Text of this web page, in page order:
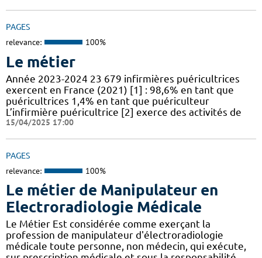
PAGES
relevance: 100%
Le métier
Année 2023-2024 23 679 infirmières puéricultrices
exercent en France (2021) [1] : 98,6% en tant que
puéricultrices 1,4% en tant que puériculteur
L’infirmière puéricultrice [2] exerce des activités de
15/04/2025 17:00
PAGES
relevance: 100%
Le métier de Manipulateur en
Electroradiologie Médicale
Le Métier Est considérée comme exerçant la
profession de manipulateur d'électroradiologie
médicale toute personne, non médecin, qui exécute,